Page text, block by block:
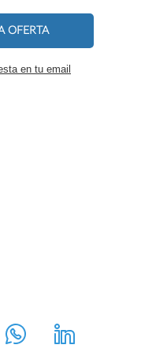
OFERTA
en tu email